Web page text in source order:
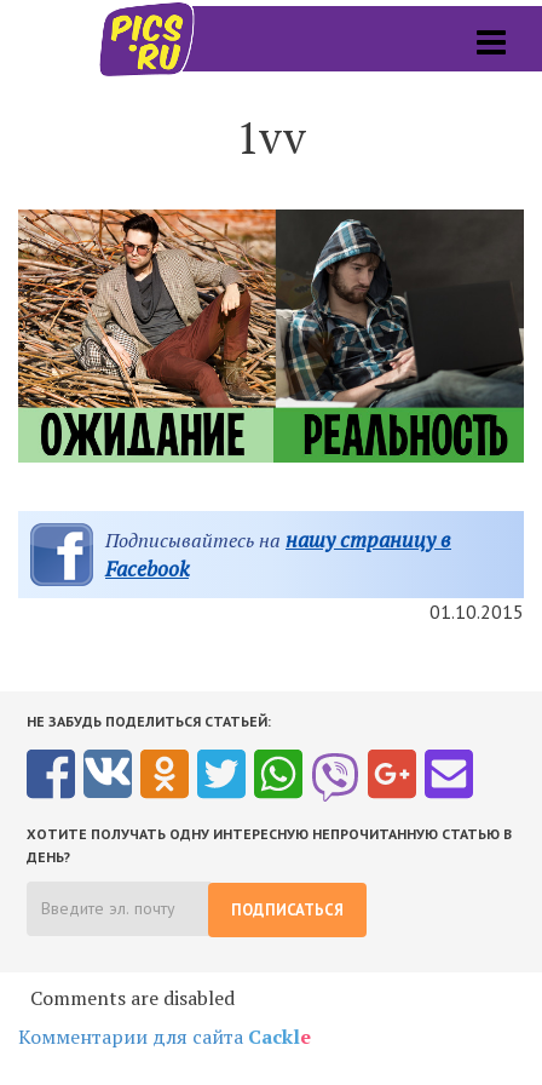
1vv
Подписывайтесь на нашу страницу в
Facebook
01.10.2015
НЕ ЗАБУДЬ ПОДЕЛИТЬСЯ СТАТЬЕЙ:
ХОТИТЕ ПОЛУЧАТЬ ОДНУ ИНТЕРЕСНУЮ НЕПРОЧИТАННУЮ СТАТЬЮ В
ДЕНЬ?
ПОДПИСАТЬСЯ
Comments are disabled
Комментарии для сайта Cackle